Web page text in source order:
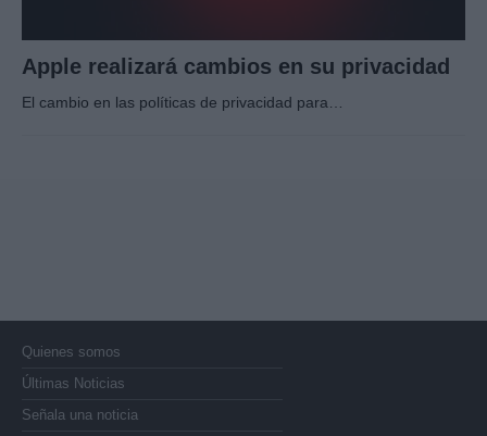
Apple realizará cambios en su privacidad
El cambio en las políticas de privacidad para…
Quienes somos
Últimas Noticias
Señala una noticia